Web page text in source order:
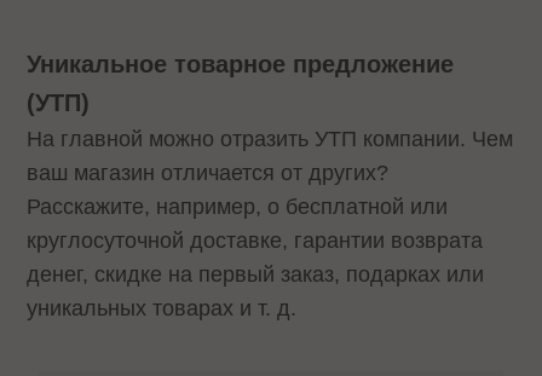
Уникальное товарное предложение
(УТП)
На главной можно отразить УТП компании. Чем
ваш магазин отличается от других?
Расскажите, например, о бесплатной или
круглосуточной доставке, гарантии возврата
денег, скидке на первый заказ, подарках или
уникальных товарах и т. д.